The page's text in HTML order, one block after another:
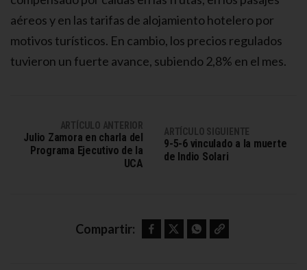
aéreos y en las tarifas de alojamiento hotelero por
motivos turísticos. En cambio, los precios regulados
tuvieron un fuerte avance, subiendo 2,8% en el mes.
ARTÍCULO ANTERIOR
Julio Zamora en charla del
Programa Ejecutivo de la
UCA
ARTÍCULO SIGUIENTE
9-5-6 vinculado a la muerte
de Indio Solari
Compartir: Facebook Twitter WhatsApp Copy link